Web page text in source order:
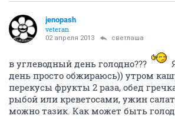
jenopash
veteran
02 апреля 2013 светлаша
в углеводный день голодно???
день просто обжираюсь)) утром
перекусы фрукты 2 раза, обед
рыбой или креветосами, ужин
можно тазик. Как может быть